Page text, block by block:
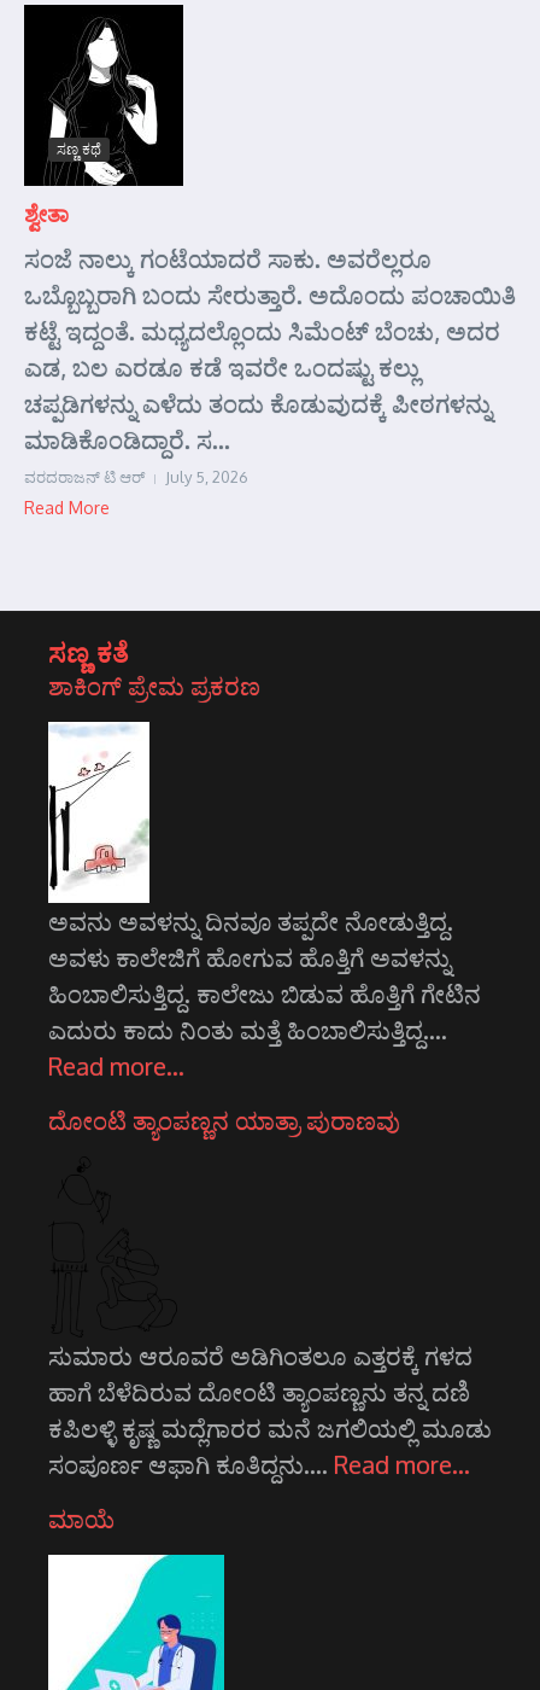
ಸಣ್ಣ ಕಥೆ
ಶ್ವೇತಾ
ಸಂಜೆ ನಾಲ್ಕು ಗಂಟೆಯಾದರೆ ಸಾಕು. ಅವರೆಲ್ಲರೂ
ಒಬ್ಬೊಬ್ಬರಾಗಿ ಬಂದು ಸೇರುತ್ತಾರೆ. ಅದೊಂದು ಪಂಚಾಯಿತಿ
ಕಟ್ಟೆ ಇದ್ದಂತೆ. ಮಧ್ಯದಲ್ಲೊಂದು ಸಿಮೆಂಟ್ ಬೆಂಚು, ಅದರ
ಎಡ, ಬಲ ಎರಡೂ ಕಡೆ ಇವರೇ ಒಂದಷ್ಟು ಕಲ್ಲು
ಚಪ್ಪಡಿಗಳನ್ನು ಎಳೆದು ತಂದು ಕೊಡುವುದಕ್ಕೆ ಪೀಠಗಳನ್ನು
ಮಾಡಿಕೊಂಡಿದ್ದಾರೆ. ಸ...
ವರದರಾಜನ್ ಟಿ ಆರ್ July 5, 2026
Read More
ಸಣ್ಣ ಕತೆ
ಶಾಕಿಂಗ್ ಪ್ರೇಮ ಪ್ರಕರಣ
ಅವನು ಅವಳನ್ನು ದಿನವೂ ತಪ್ಪದೇ ನೋಡುತ್ತಿದ್ದ.
ಅವಳು ಕಾಲೇಜಿಗೆ ಹೋಗುವ ಹೊತ್ತಿಗೆ ಅವಳನ್ನು
ಹಿಂಬಾಲಿಸುತ್ತಿದ್ದ. ಕಾಲೇಜು ಬಿಡುವ ಹೊತ್ತಿಗೆ ಗೇಟಿನ
ಎದುರು ಕಾದು ನಿಂತು ಮತ್ತೆ ಹಿಂಬಾಲಿಸುತ್ತಿದ್ದ.…
Read more…
ದೋಂಟಿ ತ್ಯಾಂಪಣ್ಣನ ಯಾತ್ರಾ ಪುರಾಣವು
ಸುಮಾರು ಆರೂವರೆ ಅಡಿಗಿಂತಲೂ ಎತ್ತರಕ್ಕೆ ಗಳದ
ಹಾಗೆ ಬೆಳೆದಿರುವ ದೋಂಟಿ ತ್ಯಾಂಪಣ್ಣನು ತನ್ನ ದಣಿ
ಕಪಿಲಳ್ಳಿ ಕೃಷ್ಣ ಮದ್ಲೆಗಾರರ ಮನೆ ಜಗಲಿಯಲ್ಲಿ ಮೂಡು
ಸಂಪೂರ್ಣ ಆಫಾಗಿ ಕೂತಿದ್ದನು.… Read more…
ಮಾಯೆ